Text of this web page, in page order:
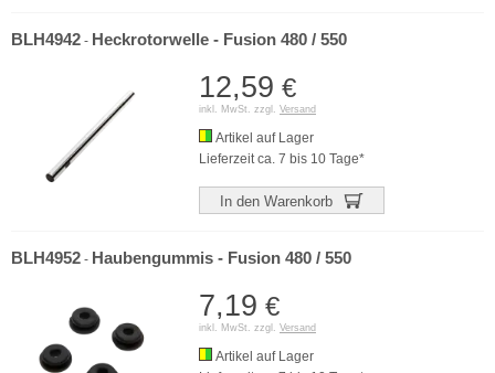
BLH4942 - Heckrotorwelle - Fusion 480 / 550
12,59 €
inkl. MwSt. zzgl. Versand
Artikel auf Lager
Lieferzeit ca. 7 bis 10 Tage*
In den Warenkorb
BLH4952 - Haubengummis - Fusion 480 / 550
7,19 €
inkl. MwSt. zzgl. Versand
Artikel auf Lager